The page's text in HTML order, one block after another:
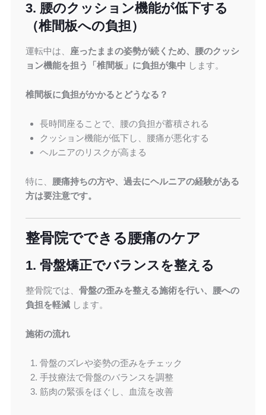
3. 腰のクッション機能が低下する
（椎間板への負担）
運転中は、 座ったままの姿勢が続くため、腰のクッシ
ョン機能を担う「椎間板」に負担が集中 します。
椎間板に負担がかかるとどうなる？
長時間座ることで、腰の負担が蓄積される
クッション機能が低下し、腰痛が悪化する
ヘルニアのリスクが高まる
特に、 腰痛持ちの方や、過去にヘルニアの経験がある
方は要注意です。
整骨院でできる腰痛のケア
1. 骨盤矯正でバランスを整える
整骨院では、 骨盤の歪みを整える施術を行い、腰への
負担を軽減します。
施術の流れ
骨盤のズレや姿勢の歪みをチェック
手技療法で骨盤のバランスを調整
筋肉の緊張をほぐし、血流を改善